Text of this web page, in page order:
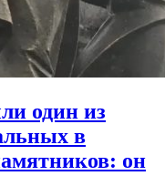
один из
в
он